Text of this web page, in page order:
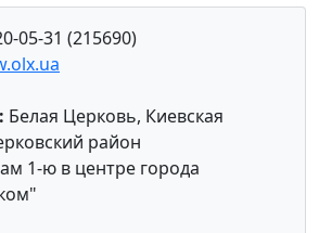
05-31 (215690)
Белая Церковь, Киевская
район
1-ю в центре города